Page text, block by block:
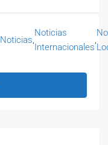
Noticias,
Noticias
Internacionales
,